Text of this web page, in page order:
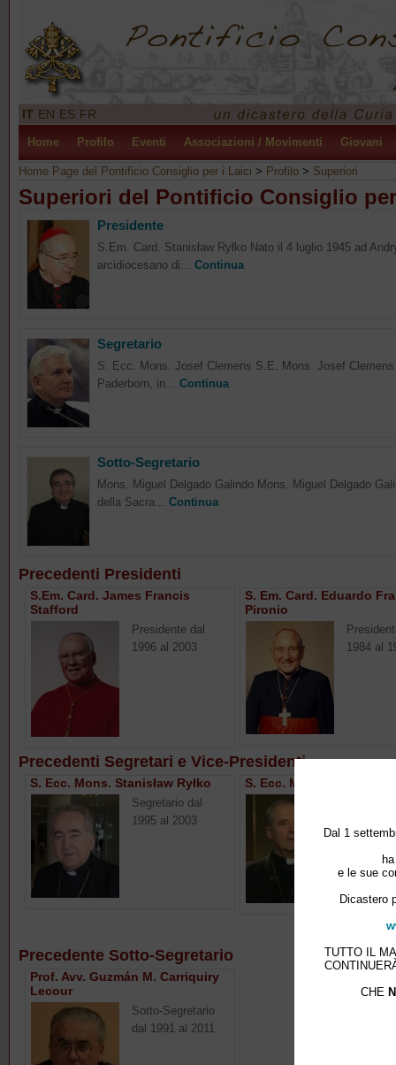
IT EN ES FR
Home Profilo Eventi Associazioni / Movimenti Giovani
Home Page del Pontificio Consiglio per i Laici > Profilo > Superiori
Superiori del Pontificio Consiglio
Presidente
S.Em. Card. Stanisław Ryłko Nato il 4 luglio 1945 ad
arcidiocesano di... Continua
Segretario
S. Ecc. Mons. Josef Clemens S.E. Mons. Josef
Paderborn, in... Continua
Sotto-Segretario
Mons. Miguel Delgado Galindo Mons. Miguel Delgado
della Sacra... Continua
Precedenti Presidenti
S.Em. Card. James Francis
Stafford
Presidente dal
1996 al 2003
S. Em. Card. Eduardo
Pironio
1984 al
Precedenti Segretari e Vice-Presidenti
S. Ecc. Mons. Stanisław Ryłko
Segretario dal
1995 al 2003
S. Ecc. Mons. Paul
Precedente Sotto-Segretario
Prof. Avv. Guzmán M. Carriquiry
Lecour
Sotto-Segretario
dal 1991 al 2011
Dal 1
e le sue
Dicastero
TUTTO IL
CHE